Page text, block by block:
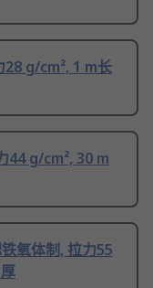
28 g/cm², 1 m长
44 g/cm², 30 m
氧体制, 拉力55